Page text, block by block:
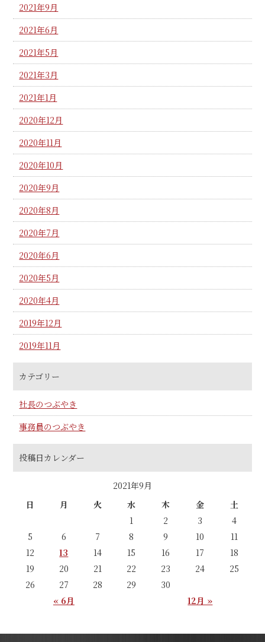
2021年9月
2021年6月
2021年5月
2021年3月
2021年1月
2020年12月
2020年11月
2020年10月
2020年9月
2020年8月
2020年7月
2020年6月
2020年5月
2020年4月
2019年12月
2019年11月
カテゴリー
社長のつぶやき
事務員のつぶやき
投稿日カレンダー
2021年9月
日
月 火 水 木 金 土
« 6月 12月 »
1 2 3
4
5
6 7 8 9 10
11
12
13 14 15 16 17
18
19
20 21 22 23 24
25
26
27 28 29 30